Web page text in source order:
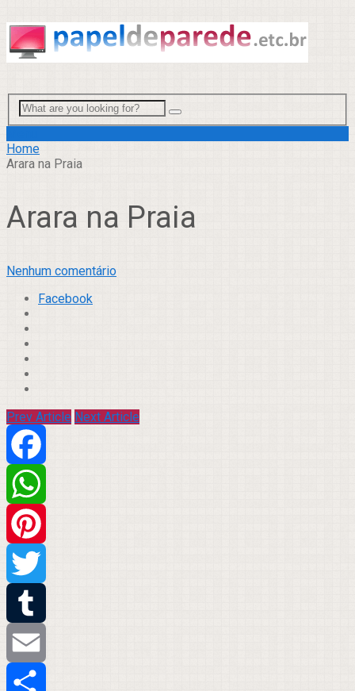
Home
Arara na Praia
Arara na Praia
Nenhum comentário
Facebook
Prev Article Next Article
Facebook
WhatsApp
Pinterest
Twitter
Tumblr
Email